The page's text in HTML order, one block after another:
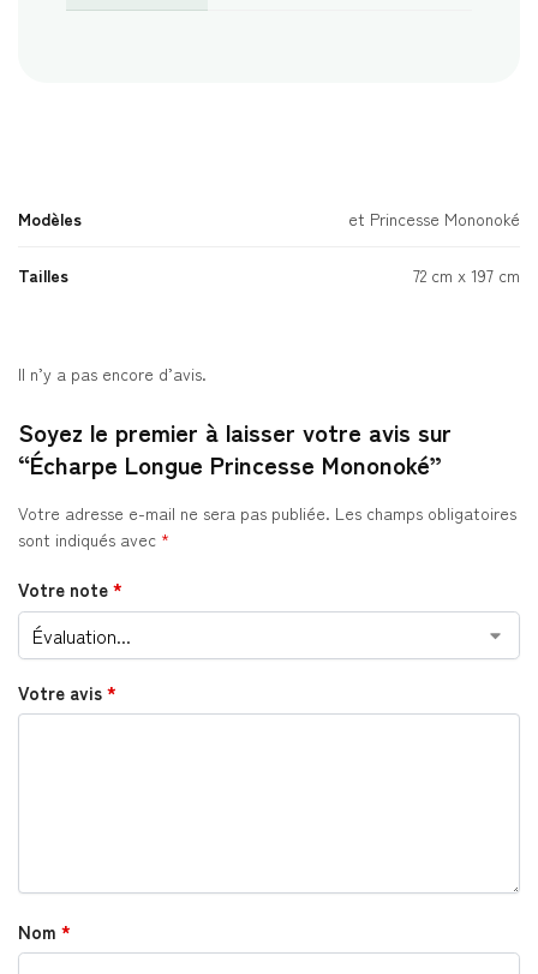
Modèles et Princesse Mononoké
Tailles 72 cm x 197 cm
Il n’y a pas encore d’avis.
Soyez le premier à laisser votre avis sur
“Écharpe Longue Princesse Mononoké”
Votre adresse e-mail ne sera pas publiée. Les champs obligatoires
sont indiqués avec *
Votre note*
Votre avis*
Nom *